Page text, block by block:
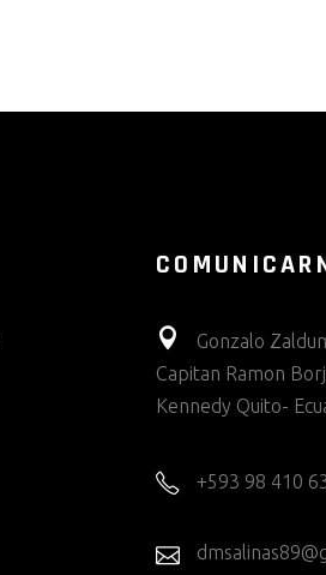
Gonzalo
Capitan Ramon
Kennedy Quito-
+593 98 410